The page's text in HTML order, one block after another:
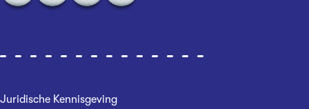
Juridische Kennisgeving